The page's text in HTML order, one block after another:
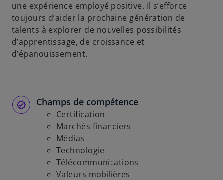
une expérience employé positive. Il s’efforce
toujours d’aider la prochaine génération de
talents à explorer de nouvelles possibilités
d’apprentissage, de croissance et
d’épanouissement.
Champs de compétence
Certification
Marchés financiers
Médias
Technologie
Télécommunications
Valeurs mobilières